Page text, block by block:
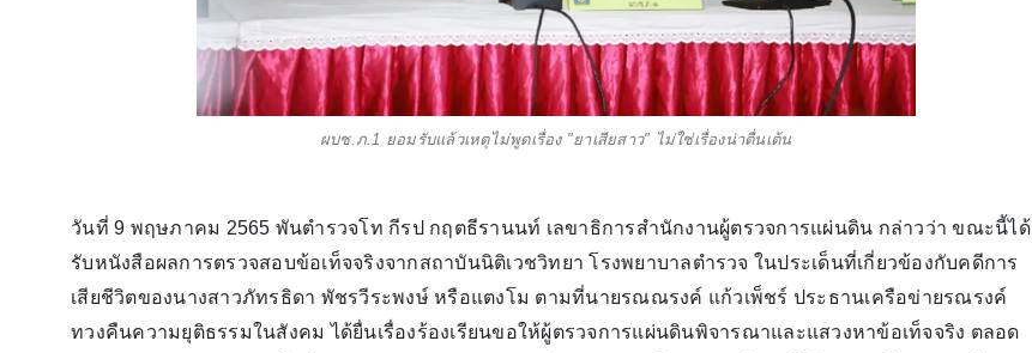
ผบช.ภ.1 ยอมรับแล้วเหตุไม่พูดเรื่อง "ยาเสียสาว" ไม่ใช่เรื่องน่าตื่นเต้น
วันที่ 9 พฤษภาคม 2565 พันตำรวจโท กีรป กฤตธีรานนท์ เลขาธิการสำนักงานผู้ตรวจการแผ่นดิน กล่าวว่า ขณะนี้ได้
รับหนังสือผลการตรวจสอบข้อเท็จจริงจากสถาบันนิติเวชวิทยา โรงพยาบาลตำรวจ ในประเด็นที่เกี่ยวข้องกับคดีการ
เสียชีวิตของนางสาวภัทรธิดา พัชรวีระพงษ์ หรือแตงโม ตามที่นายรณณรงค์ แก้วเพ็ชร์ ประธานเครือข่ายรณรงค์
ทวงคืนความยุติธรรมในสังคม ได้ยื่นเรื่องร้องเรียนขอให้ผู้ตรวจการแผ่นดินพิจารณาและแสวงหาข้อเท็จจริง ตลอด